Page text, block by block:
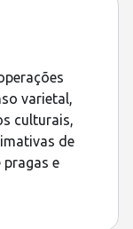
varietal,
culturais,
de
e